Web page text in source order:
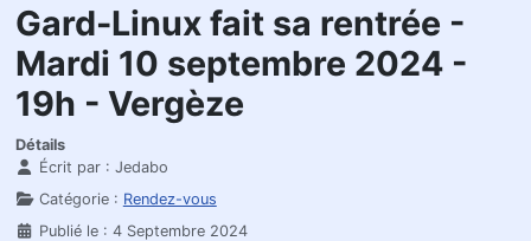
Gard-Linux fait sa rentrée -
Mardi 10 septembre 2024 -
19h - Vergèze
Détails
Écrit par : Jedabo
Catégorie : Rendez-vous
Publié le : 4 Septembre 2024